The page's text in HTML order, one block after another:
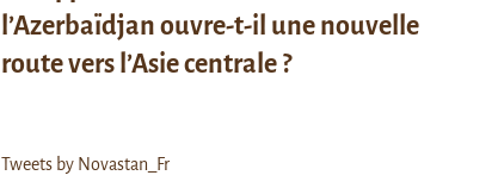
l’Azerbaïdjan ouvre-t-il une nouvelle
route vers l’Asie centrale ?
Tweets by Novastan_Fr